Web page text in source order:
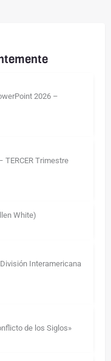
2026 –
TERCER Trimestre
White)
Interamericana
de los Siglos»